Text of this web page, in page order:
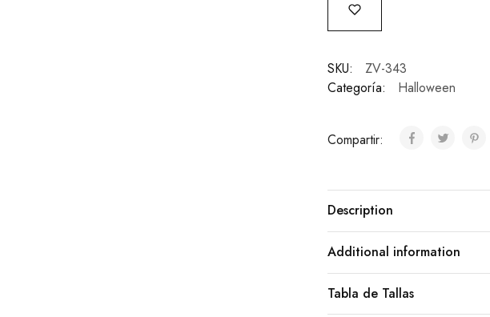
SKU:
ZV-343
Categoría:
Halloween
Compartir:
Description
Additional information
Tabla de Tallas